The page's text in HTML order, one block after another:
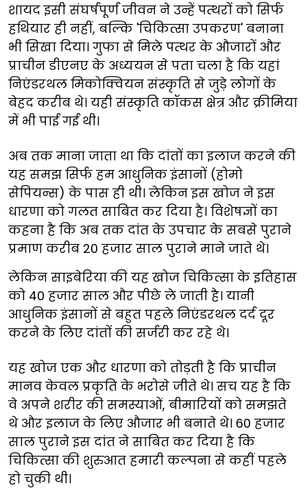
शायद इसी संघर्षपूर्ण जीवन ने उन्हें पत्थरों को सिर्फ
हथियार ही नहीं, बल्कि 'चिकित्सा उपकरण' बनाना
भी सिखा दिया। गुफा से मिले पत्थर के औजारों और
प्राचीन डीएनए के अध्ययन से पता चला है कि यहां
निएंडरथल मिकोक्वियन संस्कृति से जुड़े लोगों के
बेहद करीब थे। यही संस्कृति कॉकस क्षेत्र और क्रीमिया
में भी पाई गई थी।
अब तक माना जाता था कि दांतों का इलाज करने की
यह समझ सिर्फ हम आधुनिक इंसानों (होमो
सेपियन्स) के पास ही थी। लेकिन इस खोज ने इस
धारणा को गलत साबित कर दिया है। विशेषज्ञों का
कहना है कि अब तक दांत के उपचार के सबसे पुराने
प्रमाण करीब 20 हजार साल पुराने माने जाते थे।
लेकिन साइबेरिया की यह खोज चिकित्सा के इतिहास
को 40 हजार साल और पीछे ले जाती है। यानी
आधुनिक इंसानों से बहुत पहले निएंडरथल दर्द दूर
करने के लिए दांतों की सर्जरी कर रहे थे।
यह खोज एक और धारणा को तोड़ती है कि प्राचीन
मानव केवल प्रकृति के भरोसे जीते थे। सच यह है कि
वे अपने शरीर की समस्याओं, बीमारियों को समझते
थे और इलाज के लिए औजार भी बनाते थे। 60 हजार
साल पुराने इस दांत ने साबित कर दिया है कि
चिकित्सा की शुरुआत हमारी कल्पना से कहीं पहले
हो चुकी थी।